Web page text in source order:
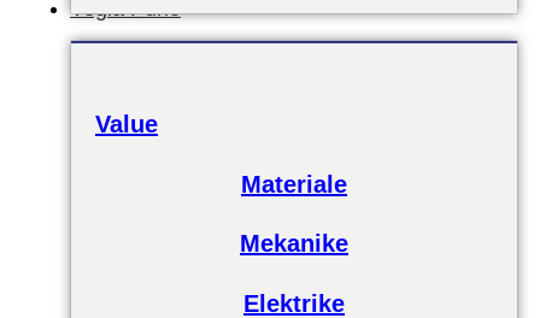
Vegla Pune
Value
Materiale
Mekanike
Elektrike